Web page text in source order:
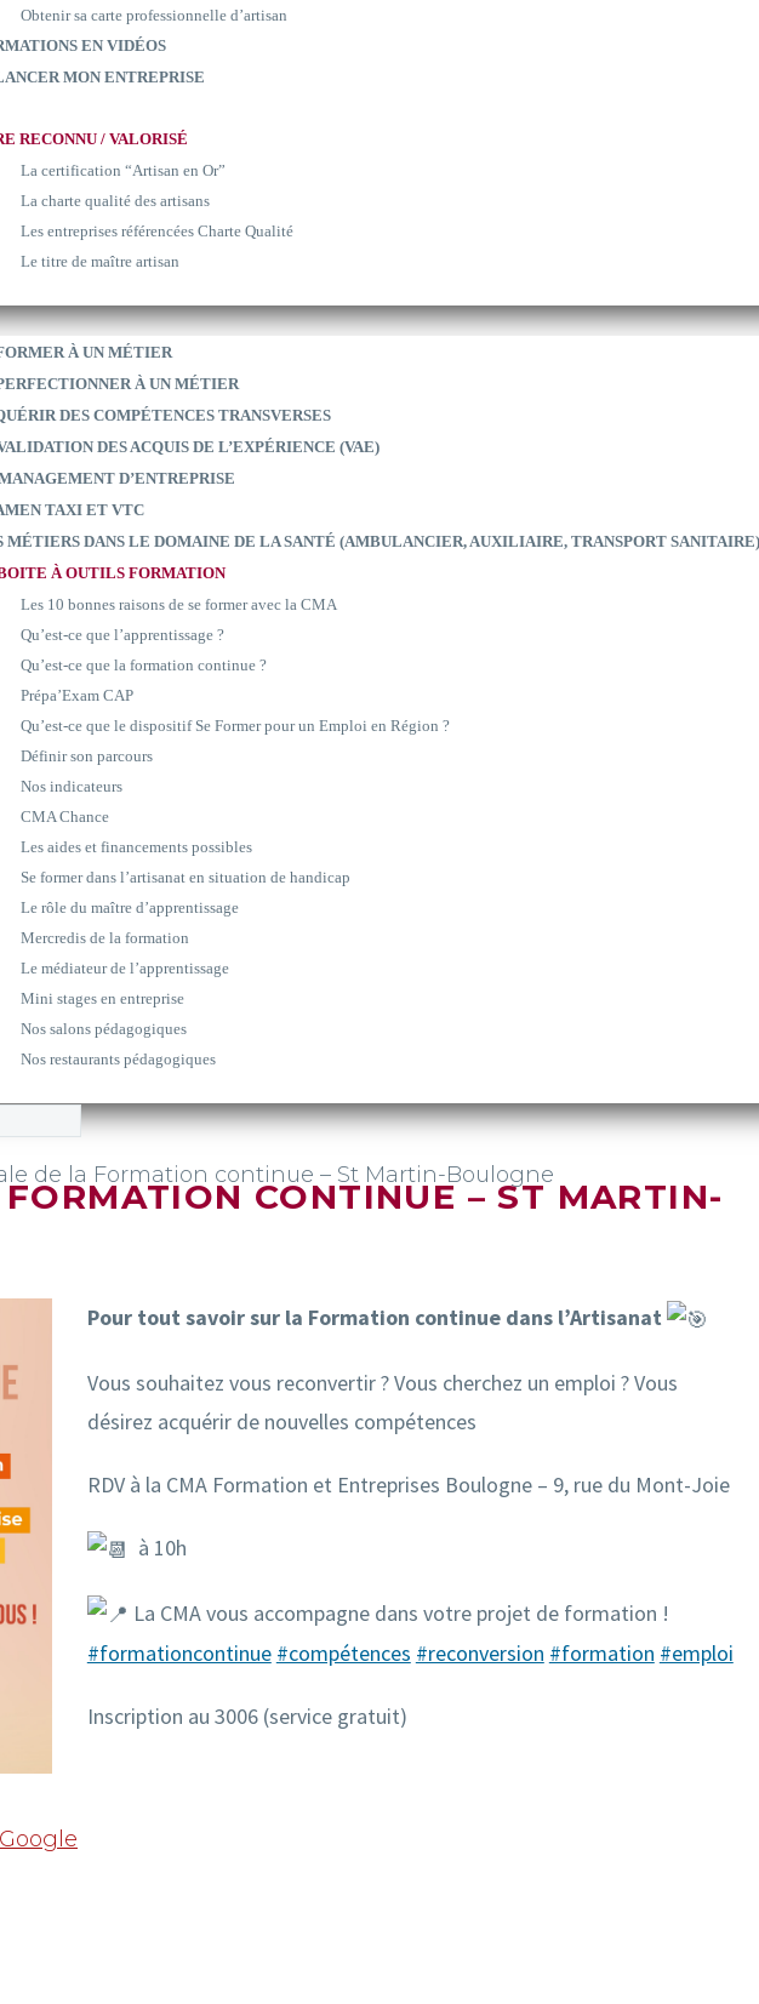
Obtenir sa carte professionnelle d’artisan
EN VIDÉOS
MON ENTREPRISE
RECONNU / VALORISÉ
La certification “Artisan en Or”
La charte qualité des artisans
Les entreprises référencées Charte Qualité
Le titre de maître artisan
À UN MÉTIER
À UN MÉTIER
DES COMPÉTENCES TRANSVERSES
DES ACQUIS DE L’EXPÉRIENCE (VAE)
D’ENTREPRISE
TAXI ET VTC
MÉTIERS DANS LE DOMAINE DE LA SANTÉ (AMBULANCIER, AUXILIAIRE, TRANSPORT SANITAIRE)
À OUTILS FORMATION
Les 10 bonnes raisons de se former avec la CMA
Qu’est-ce que l’apprentissage ?
Qu’est-ce que la formation continue ?
Prépa’Exam CAP
Qu’est-ce que le dispositif Se Former pour un Emploi en Région ?
Définir son parcours
Nos indicateurs
CMA Chance
Les aides et financements possibles
Se former dans l’artisanat en situation de handicap
Le rôle du maître d’apprentissage
Mercredis de la formation
Le médiateur de l’apprentissage
Mini stages en entreprise
Nos salons pédagogiques
Nos restaurants pédagogiques
de la Formation continue – St Martin-Boulogne
CONTINUE – ST MARTIN-
Pour tout savoir sur la Formation continue dans l’Artisanat
Vous souhaitez vous reconvertir ? Vous cherchez un emploi ? Vous
désirez acquérir de nouvelles compétences
RDV à la CMA Formation et Entreprises Boulogne – 9, rue du Mont-Joie
à 10h
La CMA vous accompagne dans votre projet de formation !
#formationcontinue #compétences #reconversion #formation #emploi
Inscription au 3006 (service gratuit)